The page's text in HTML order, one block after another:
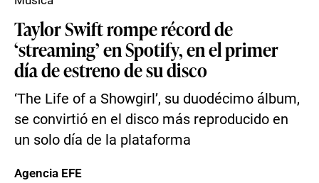
Taylor Swift rompe récord de
‘streaming’ en Spotify, en el primer
día de estreno de su disco
‘The Life of a Showgirl’, su duodécimo álbum,
se convirtió en el disco más reproducido en
un solo día de la plataforma
Agencia EFE